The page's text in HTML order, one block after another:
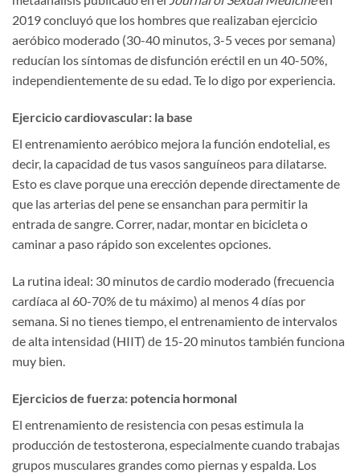
2019 concluyó que los hombres que realizaban ejercicio
aeróbico moderado (30-40 minutos, 3-5 veces por semana)
reducían los síntomas de disfunción eréctil en un 40-50%,
independientemente de su edad. Te lo digo por experiencia.
Ejercicio cardiovascular: la base
El entrenamiento aeróbico mejora la función endotelial, es
decir, la capacidad de tus vasos sanguíneos para dilatarse.
Esto es clave porque una erección depende directamente de
que las arterias del pene se ensanchan para permitir la
entrada de sangre. Correr, nadar, montar en bicicleta o
caminar a paso rápido son excelentes opciones.
La rutina ideal: 30 minutos de cardio moderado (frecuencia
cardíaca al 60-70% de tu máximo) al menos 4 días por
semana. Si no tienes tiempo, el entrenamiento de intervalos
de alta intensidad (HIIT) de 15-20 minutos también funciona
muy bien.
Ejercicios de fuerza: potencia hormonal
El entrenamiento de resistencia con pesas estimula la
producción de testosterona, especialmente cuando trabajas
grupos musculares grandes como piernas y espalda. Los